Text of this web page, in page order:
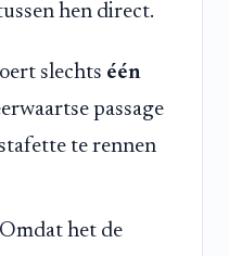
hen direct.
slechts één
passage
te rennen
Omdat het de